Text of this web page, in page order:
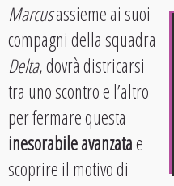
Marcusassieme ai suoi
compagni della squadra
Delta, dovrà districarsi
tra uno scontro e l’altro
per fermare questa
inesorabile avanzatae
scoprire il motivo di